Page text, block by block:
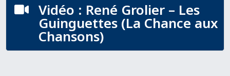
 Vidéo : René Grolier – Les
Guinguettes (La Chance aux
Chansons)